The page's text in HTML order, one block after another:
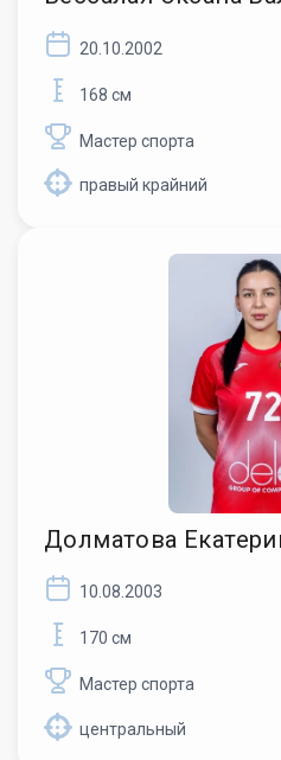
20.10.2002
168 см
Мастер спорта
правый крайний
Долматова
10.08.2003
170 см
Мастер спорта
центральный